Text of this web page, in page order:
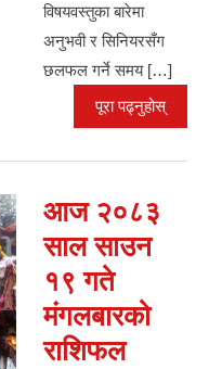
विषयवस्तुका बारेमा
अनुभवी र सिनियरसँग
छलफल गर्ने समय […]
पूरा पढ्नुहोस्
आज २०८३
साल साउन
१९ गते
मंगलबारको
राशिफल